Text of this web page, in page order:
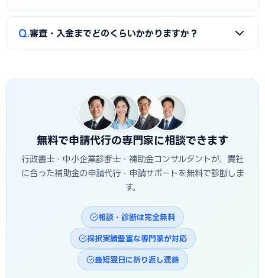
市の地域特性や自社の強みを盛り込んだ計画書ほど高く評価
されます。申請代行はこの作り込みを専門的に支援します。
A
補助金は原則「後払い（精算払い）」です。採択後にいっ
Q 審査・入金までどのくらいかかりますか？
決定・事業実施・実績報告を経て入金されるため、申請から
入金まで半年〜1年程度かかるのが一般的です。山口市独自の
補助金は予算上限に達し次第終了する場合があるため、早め
の相談・申請が有利です。
無料で申請代行の専門家に相談できます
行政書士・中小企業診断士・補助金コンサルタントが、貴社
に合った補助金の申請代行・申請サポートを無料で診断しま
す。
相談・診断は完全無料
採択実績豊富な専門家が対応
最短翌日に折り返し連絡